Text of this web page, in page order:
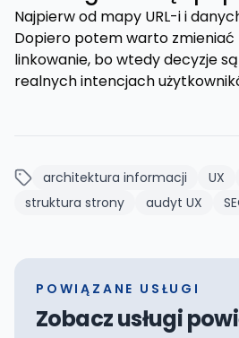
Najpierw od mapy URL-i i
Dopiero potem warto zmieniać
linkowanie, bo wtedy decyzje
realnych intencjach
architektura informacji UX
struktura strony
audyt UX
POWIĄZANE USŁUGI
Zobacz usługi